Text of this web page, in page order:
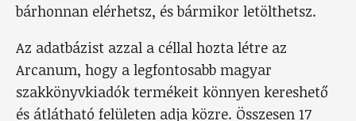
bárhonnan elérhetsz, és bármikor letölthetsz.
Az adatbázist azzal a céllal hozta létre az
Arcanum, hogy a legfontosabb magyar
szakkönyvkiadók termékeit könnyen kereshető
és átlátható felületen adja közre. Összesen 17